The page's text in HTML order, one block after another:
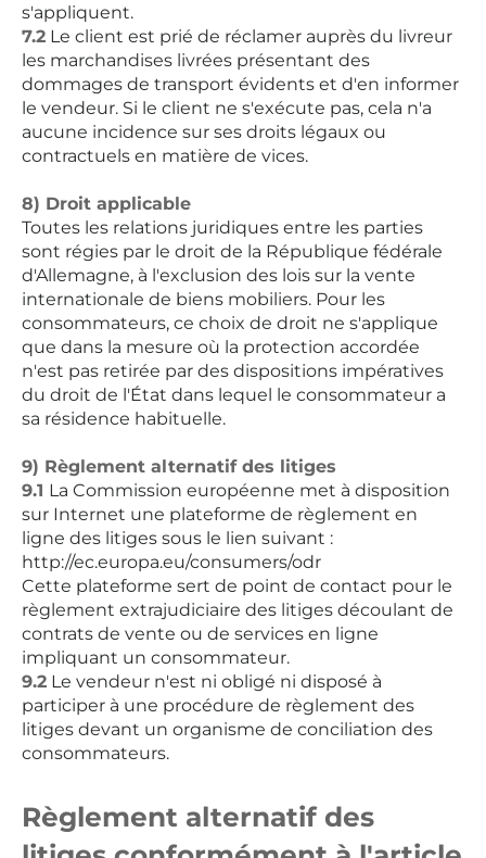
s'appliquent.
7.2 Le client est prié de réclamer auprès du livreur
les marchandises livrées présentant des
dommages de transport évidents et d'en informer
le vendeur. Si le client ne s'exécute pas, cela n'a
aucune incidence sur ses droits légaux ou
contractuels en matière de vices.
8) Droit applicable
Toutes les relations juridiques entre les parties
sont régies par le droit de la République fédérale
d'Allemagne, à l'exclusion des lois sur la vente
internationale de biens mobiliers. Pour les
consommateurs, ce choix de droit ne s'applique
que dans la mesure où la protection accordée
n'est pas retirée par des dispositions impératives
du droit de l'État dans lequel le consommateur a
sa résidence habituelle.
9) Règlement alternatif des litiges
9.1 La Commission européenne met à disposition
sur Internet une plateforme de règlement en
ligne des litiges sous le lien suivant :
http://ec.europa.eu/consumers/odr
Cette plateforme sert de point de contact pour le
règlement extrajudiciaire des litiges découlant de
contrats de vente ou de services en ligne
impliquant un consommateur.
9.2 Le vendeur n'est ni obligé ni disposé à
participer à une procédure de règlement des
litiges devant un organisme de conciliation des
consommateurs.
Règlement alternatif des